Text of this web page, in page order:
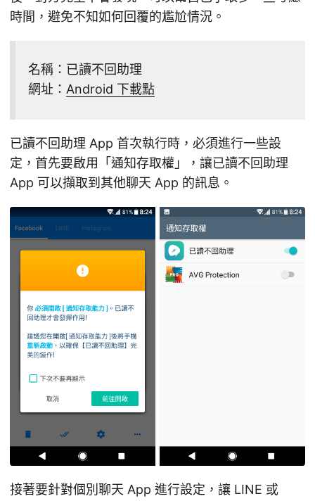
時間，避免不知如何回覆的尷尬情況。
名稱：已讀不回助理
網址： Android 下載點
已讀不回助理 App 首次執行時，必須進行一些設
定，首先要啟用「通知存取權」，讓已讀不回助理
App 可以擷取到其他聊天 App 的訊息。
接著要針對個別聊天 App 進行設定，讓 LINE 或